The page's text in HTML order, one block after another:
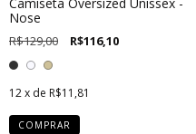
Camiseta Oversized Unissex -
Nose
R$129,00 R$116,10
12x de R$11,81
COMPRAR